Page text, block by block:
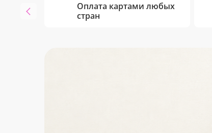
Оплата картами любых
стран